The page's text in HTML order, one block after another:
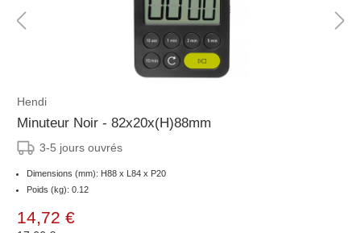
Hendi
Minuteur Noir - 82x20x(H)88mm
3-5 jours ouvrés
Dimensions (mm): H88 x L84 x P20
Poids (kg): 0.12
14,72 €